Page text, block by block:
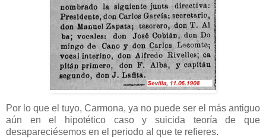
Por lo que el tuyo, Carmona, ya no puede ser el más antiguo
aún en el hipotético caso y suicida teoría de que
desapareciésemos en el periodo al que te refieres.